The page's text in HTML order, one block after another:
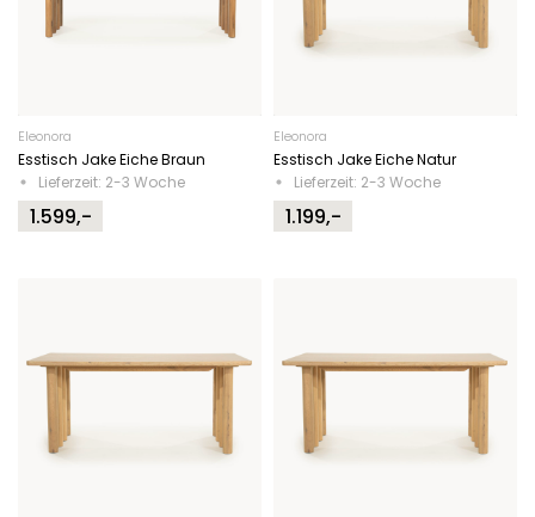
Eleonora
Esstisch Jake Eiche Braun
Lieferzeit: 2-3 Woche
1.599,-
Eleonora
Esstisch Jake Eiche Natur
Lieferzeit: 2-3 Woche
1.199,-